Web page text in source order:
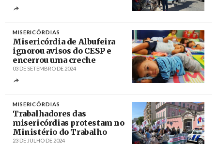
MISERICÓRDIAS
Misericórdia de Albufeira
ignorou avisos do CESP e
encerrou uma creche
03 DE SETEMBRO DE 2024
MISERICÓRDIAS
Trabalhadores das
misericórdias protestam no
Ministério do Trabalho
23 DE JULHO DE 2024